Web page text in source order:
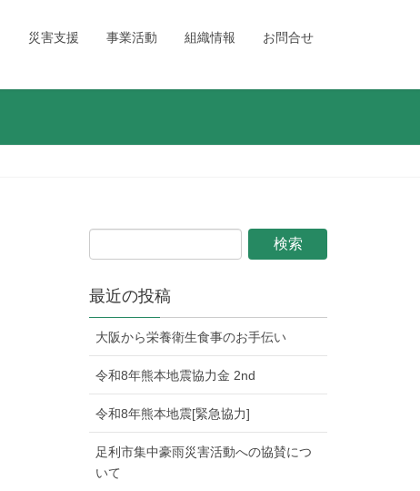
災害支援 事業活動 組織情報 お問合せ
最近の投稿
大阪から栄養衛生食事のお手伝い
令和8年熊本地震協力金 2nd
令和8年熊本地震[緊急協力]
足利市集中豪雨災害活動への協賛につ
いて